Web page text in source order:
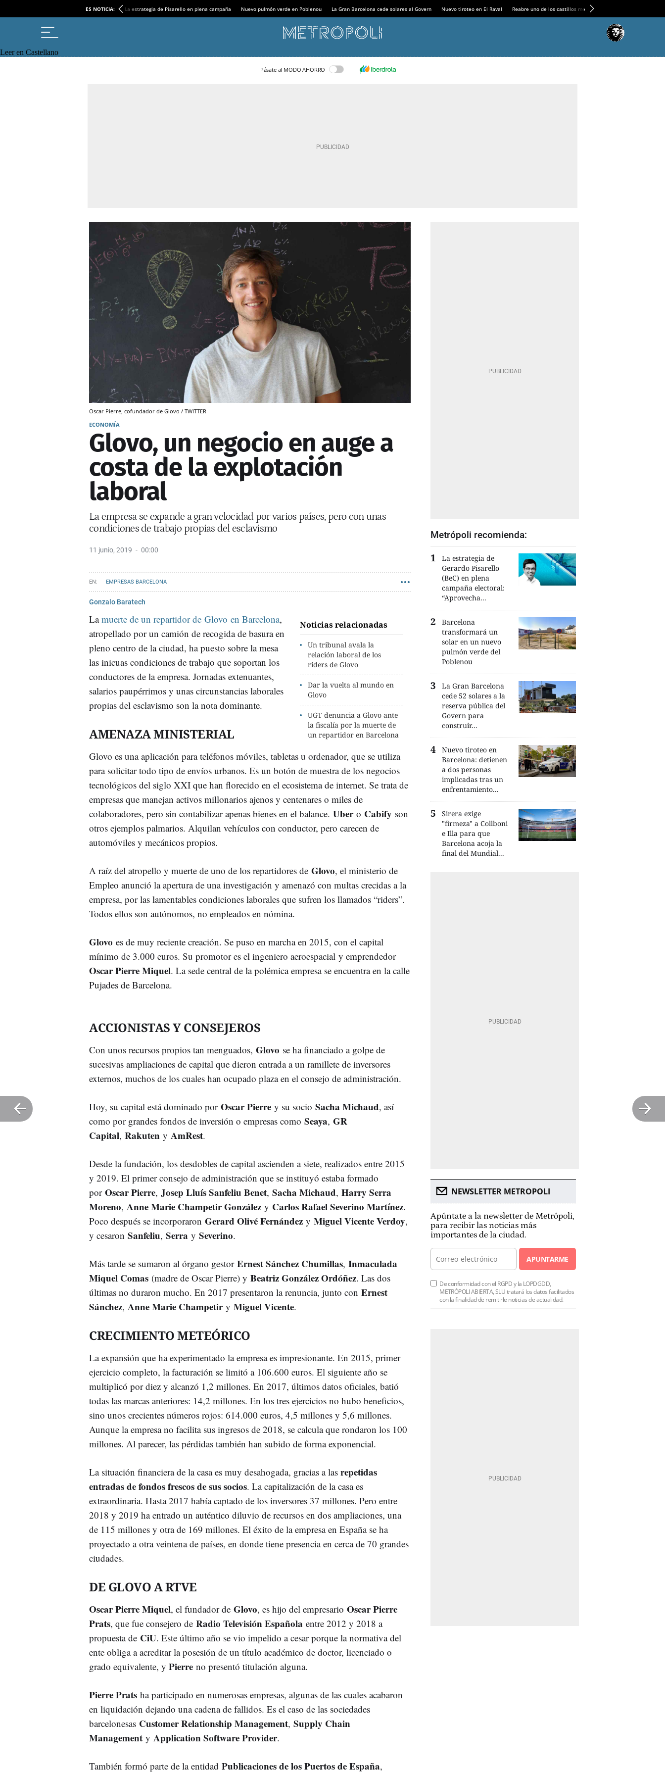
ES NOTICIA: La estrategia de Pisarello en plena campaña Nuevo pulmón verde en Poblenou La Gran Barcelona cede solares al Govern Nuevo tiroteo en El Raval Reabre uno de los castillos medievales más espectaculares
Leer en Castellano
Pásate al MODO AHORRO
Oscar Pierre, cofundador de Glovo / TWITTER
ECONOMÍA
Glovo, un negocio en auge a
costa de la explotación
laboral
La empresa se expande a gran velocidad por varios países, pero con unas
condiciones de trabajo propias del esclavismo
11 junio, 2019 00:00
EMPRESAS BARCELONA
Gonzalo Baratech
Noticias relacionadas
Un tribunal avala la
relación laboral de los
riders de Glovo
Dar la vuelta al mundo en
Glovo
UGT denuncia a Glovo ante
la fiscalía por la muerte de
un repartidor en Barcelona
Lamuerte de un repartidor de Glovo en Barcelona,
atropellado por un camión de recogida de basura en
pleno centro de la ciudad, ha puesto sobre la mesa
las inicuas condiciones de trabajo que soportan los
conductores de la empresa. Jornadas extenuantes,
salarios paupérrimos y unas circunstancias laborales
propias del esclavismo son la nota dominante.
AMENAZA MINISTERIAL
Glovo es una aplicación para teléfonos móviles, tabletas u ordenador, que se utiliza
para solicitar todo tipo de envíos urbanos. Es un botón de muestra de los negocios
tecnológicos del siglo XXI que han florecido en el ecosistema de internet. Se trata de
empresas que manejan activos millonarios ajenos y centenares o miles de
colaboradores, pero sin contabilizar apenas bienes en el balance. Ubero Cabify son
otros ejemplos palmarios. Alquilan vehículos con conductor, pero carecen de
automóviles y mecánicos propios.
A raíz del atropello y muerte de uno de los repartidores de Glovo, el ministerio de
Empleo anunció la apertura de una investigación y amenazó con multas crecidas a la
empresa, por las lamentables condiciones laborales que sufren los llamados “riders”.
Todos ellos son autónomos, no empleados en nómina.
Glovo es de muy reciente creación. Se puso en marcha en 2015, con el capital
mínimo de 3.000 euros. Su promotor es el ingeniero aeroespacial y emprendedor
Oscar Pierre Miquel. La sede central de la polémica empresa se encuentra en la calle
Pujades de Barcelona.
ACCIONISTAS Y CONSEJEROS
Con unos recursos propios tan menguados, Glovo se ha financiado a golpe de
sucesivas ampliaciones de capital que dieron entrada a un ramillete de inversores
externos, muchos de los cuales han ocupado plaza en el consejo de administración.
Hoy, su capital está dominado por Oscar Pierre y su socio Sacha Michaud, así
como por grandes fondos de inversión o empresas como Seaya, GR
Capital, Rakuten y AmRest.
Desde la fundación, los desdobles de capital ascienden a siete, realizados entre 2015
y 2019. El primer consejo de administración que se instituyó estaba formado
por Oscar Pierre, Josep Lluís Sanfeliu Benet, Sacha Michaud, Harry Serra
Moreno, Anne Marie Champetir González y Carlos Rafael Severino Martínez.
Poco después se incorporaron Gerard Olivé Fernández y Miguel Vicente Verdoy,
y cesaron Sanfeliu, Serra y Severino.
Más tarde se sumaron al órgano gestorErnest Sánchez Chumillas, Inmaculada
Miquel Comas (madre de Oscar Pierre) y Beatriz González Ordóñez. Las dos
últimas no duraron mucho. En 2017 presentaron la renuncia, junto con Ernest
Sánchez, Anne Marie Champetiry Miguel Vicente.
CRECIMIENTO METEÓRICO
La expansión que ha experimentado la empresa es impresionante. En 2015, primer
ejercicio completo, la facturación se limitó a 106.600 euros. El siguiente año se
multiplicó por diez y alcanzó 1,2 millones. En 2017, últimos datos oficiales, batió
todas las marcas anteriores: 14,2 millones. En los tres ejercicios no hubo beneficios,
sino unos crecientes números rojos: 614.000 euros, 4,5 millones y 5,6 millones.
Aunque la empresa no facilita sus ingresos de 2018, se calcula que rondaron los 100
millones. Al parecer, las pérdidas también han subido de forma exponencial.
La situación financiera de la casa es muy desahogada, gracias a las repetidas
entradas de fondos frescos de sus socios. La capitalización de la casa es
extraordinaria. Hasta 2017 había captado de los inversores 37 millones. Pero entre
2018 y 2019 ha entrado un auténtico diluvio de recursos en dos ampliaciones, una
de 115 millones y otra de 169 millones. El éxito de la empresa en España se ha
proyectado a otra veintena de países, en donde tiene presencia en cerca de 70 grandes
ciudades.
DE GLOVO A RTVE
Oscar Pierre Miquel, el fundador de Glovo, es hijo del empresario Oscar Pierre
Prats, que fue consejero de Radio Televisión Española entre 2012 y 2018 a
propuesta de CiU. Este último año se vio impelido a cesar porque la normativa del
ente obliga a acreditar la posesión de un título académico de doctor, licenciado o
grado equivalente, y Pierre no presentó titulación alguna.
Pierre Prats ha participado en numerosas empresas, algunas de las cuales acabaron
en liquidación dejando una cadena de fallidos. Es el caso de las sociedades
barcelonesas Customer Relationship Management, Supply Chain
Management y Application Software Provider.
También formó parte de la entidad Publicaciones de los Puertos de España,
Metrópoli recomienda:
La estrategia de
Gerardo Pisarello
(BeC) en plena
campaña electoral:
“Aprovecha...
Barcelona
transformará un
solar en un nuevo
pulmón verde del
Poblenou
La Gran Barcelona
cede 52 solares a la
reserva pública del
Govern para
construir...
Nuevo tiroteo en
Barcelona: detienen
a dos personas
implicadas tras un
enfrentamiento...
Sirera exige
"firmeza" a Collboni
e Illa para que
Barcelona acoja la
final del Mundial...
NEWSLETTER METROPOLI
Apúntate a la newsletter de Metrópoli,
para recibir las noticias más
importantes de la ciudad.
APUNTARME
De conformidad con el RGPD y la LOPDGDD,
METRÓPOLI ABIERTA, SLU tratará los datos facilitados
con la finalidad de remitirle noticias de actualidad.